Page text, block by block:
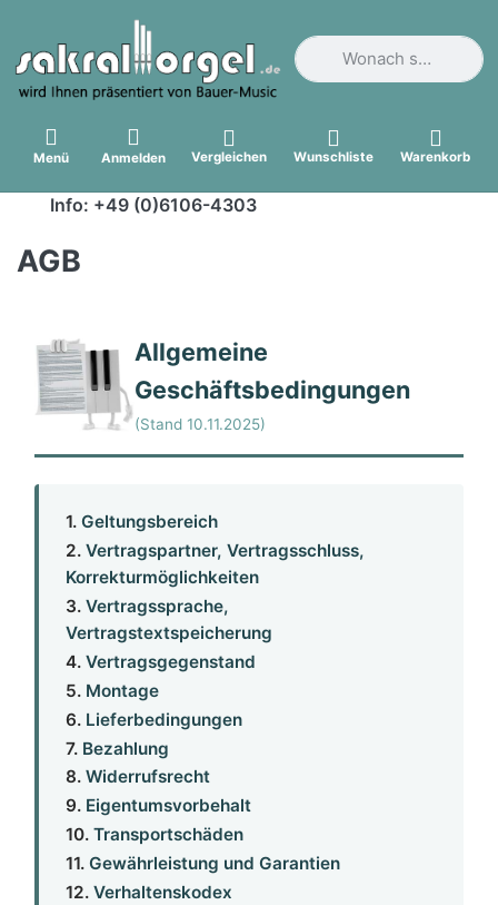
Geben Sie einen
Menü Anmelden Vergleichen Wunschliste Warenkorb
Info: +49 (0)6106-4303
AGB
Allgemeine
Geschäftsbedingungen
(Stand 10.11.2025)
1. Geltungsbereich
2. Vertragspartner, Vertragsschluss,
Korrekturmöglichkeiten
3. Vertragssprache,
Vertragstextspeicherung
4. Vertragsgegenstand
5. Montage
6. Lieferbedingungen
7. Bezahlung
8. Widerrufsrecht
9. Eigentumsvorbehalt
10. Transportschäden
11. Gewährleistung und Garantien
12. Verhaltenskodex